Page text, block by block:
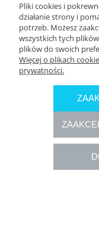
Rozliczenia
Pliki cookies i
działanie strony i
potrzeb. Możesz
wszystkich tych
plików do swoich
Więcej o plikach
prywatności.